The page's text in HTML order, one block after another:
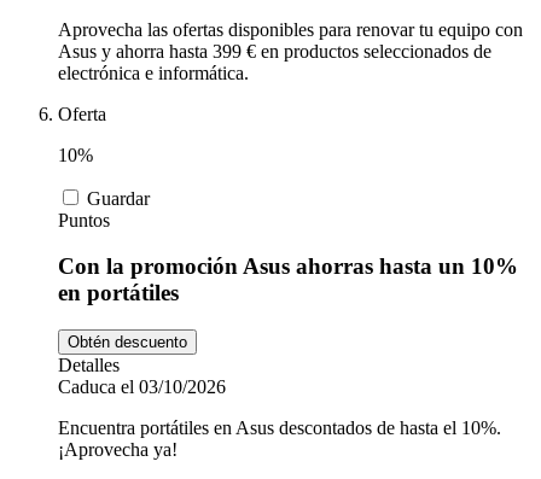
Aprovecha las ofertas disponibles para renovar tu equipo con
Asus y ahorra hasta 399 € en productos seleccionados de
electrónica e informática.
Oferta
10%
Guardar
Puntos
Con la promoción Asus ahorras hasta un 10%
en portátiles
Obtén descuento
Detalles
Caduca el 03/10/2026
Encuentra portátiles en Asus descontados de hasta el 10%.
¡Aprovecha ya!